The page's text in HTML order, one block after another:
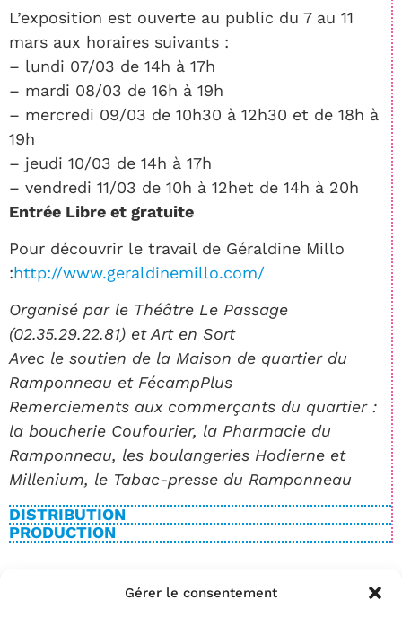
Gérer le consentement
L’exposition est ouverte au public du 7 au 11
mars aux horaires suivants :
– lundi 07/03 de 14h à 17h
– mardi 08/03 de 16h à 19h
– mercredi 09/03 de 10h30 à 12h30 et de 18h à
19h
– jeudi 10/03 de 14h à 17h
– vendredi 11/03 de 10h à 12het de 14h à 20h
Entrée Libre et gratuite
Pour découvrir le travail de Géraldine Millo
:http://www.geraldinemillo.com/
Organisé par le Théâtre Le Passage
(02.35.29.22.81) et Art en Sort
Avec le soutien de la Maison de quartier du
Ramponneau et FécampPlus
Remerciements aux commerçants du quartier :
la boucherie Coufourier, la Pharmacie du
Ramponneau, les boulangeries Hodierne et
Millenium, le Tabac-presse du Ramponneau
DISTRIBUTION
PRODUCTION